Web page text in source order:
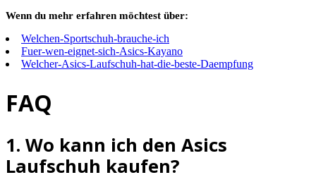
Wenn du mehr erfahren möchtest über:
Welchen-Sportschuh-brauche-ich
Fuer-wen-eignet-sich-Asics-Kayano
Welcher-Asics-Laufschuh-hat-die-beste-Daempfung
FAQ
1. Wo kann ich den Asics
Laufschuh kaufen?